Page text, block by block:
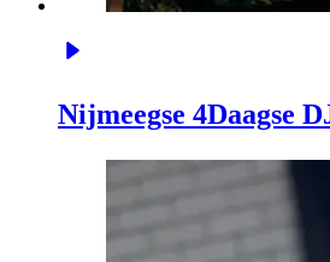
Nijmeegse 4Daagse